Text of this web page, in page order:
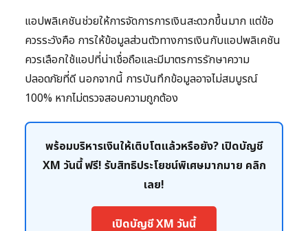
แอปพลิเคชันช่วยให้การจัดการการเงินสะดวกขึ้นมาก แต่ข้อ
ควรระวังคือ การให้ข้อมูลส่วนตัวทางการเงินกับแอปพลิเคชัน
ควรเลือกใช้แอปที่น่าเชื่อถือและมีมาตรการรักษาความ
ปลอดภัยที่ดี นอกจากนี้ การบันทึกข้อมูลอาจไม่สมบูรณ์
100% หากไม่ตรวจสอบความถูกต้อง
พร้อมบริหารเงินให้เติบโตแล้วหรือยัง? เปิดบัญชี
XM วันนี้ ฟรี! รับสิทธิประโยชน์พิเศษมากมาย คลิก
เลย!
เปิดบัญชี XM วันนี้